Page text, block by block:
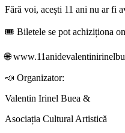
Fără voi, acești 11 ani nu ar fi
🎟️ Biletele se pot achiziționa
🌐
📣 Organizator:
Valentin Irinel Buea &
Asociația Cultural Artistică